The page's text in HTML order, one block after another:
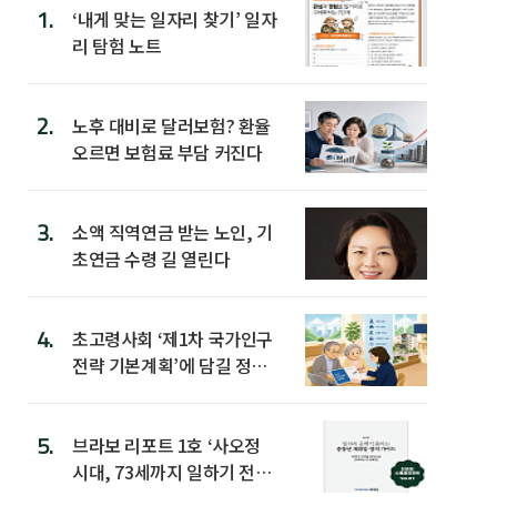
1.
‘내게 맞는 일자리 찾기’ 일자
리 탐험 노트
2.
노후 대비로 달러보험? 환율
오르면 보험료 부담 커진다
3.
소액 직역연금 받는 노인, 기
초연금 수령 길 열린다
4.
초고령사회 ‘제1차 국가인구
전략 기본계획’에 담길 정책
5.
브라보 리포트 1호 ‘사오정
시대, 73세까지 일하기 전략’